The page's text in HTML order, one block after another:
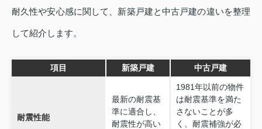
耐久性や安心感に関して、新築戸建と中古戸建の違いを整理
して紹介します。
項目 新築戸建 中古戸建
耐震性能
最新の耐震基
準に適合し、
耐震性が高い
1981年以前の物件
は耐震基準を満た
さないことが多
く、耐震補強が必